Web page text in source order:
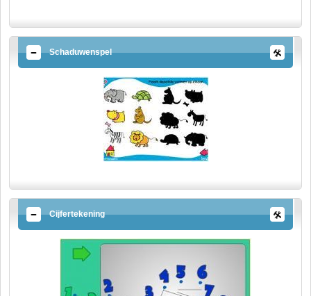
Schaduwenspel
Cijfertekening